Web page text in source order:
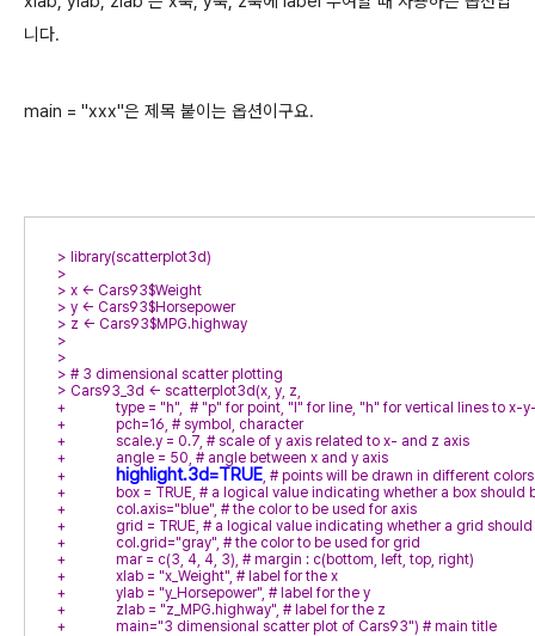
니다.
main = "xxx"은 제목 붙이는 옵션이구요.
>
>
>
>
>
>
>
>
>
+
+
+
+
+
highlight.3d=TRUE
+
+
+
+
+
+
+
+
+
             main="3 dimensional scatter plot of Cars93") # main title